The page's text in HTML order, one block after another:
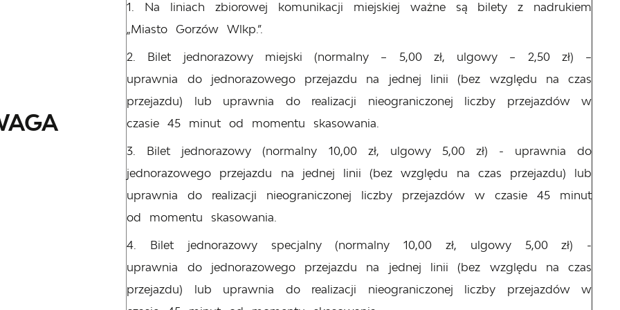
Na liniach zbiorowej komunikacji miejskiej ważne są bilety z nadrukiem
„Miasto Gorzów Wlkp.”.
Bilet jednorazowy miejski (normalny – 5,00 zł, ulgowy – 2,50 zł) –
uprawnia do jednorazowego przejazdu na jednej linii (bez względu na czas
przejazdu) lub uprawnia do realizacji nieograniczonej liczby przejazdów w
czasie 45 minut od momentu skasowania.
Bilet jednorazowy (normalny 10,00 zł, ulgowy 5,00 zł) - uprawnia do
jednorazowego przejazdu na jednej linii (bez względu na czas przejazdu) lub
uprawnia do realizacji nieograniczonej liczby przejazdów w czasie 45 minut
od momentu skasowania.
Bilet jednorazowy specjalny (normalny 10,00 zł, ulgowy 5,00 zł) -
uprawnia do jednorazowego przejazdu na jednej linii (bez względu na czas
przejazdu) lub uprawnia do realizacji nieograniczonej liczby przejazdów w